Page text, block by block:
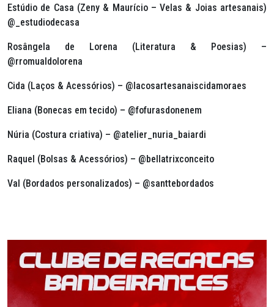
Estúdio de Casa (Zeny & Maurício – Velas & Joias artesanais)
@_estudiodecasa
Rosângela de Lorena (Literatura & Poesias) –
@rromualdolorena
Cida (Laços & Acessórios) – @lacosartesanaiscidamoraes
Eliana (Bonecas em tecido) – @fofurasdonenem
Núria (Costura criativa) – @atelier_nuria_baiardi
Raquel (Bolsas & Acessórios) – @bellatrixconceito
Val (Bordados personalizados) – @santtebordados